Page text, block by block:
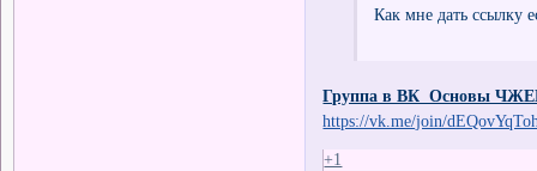
Как мне дать ссылку
Группа в ВК Основы
https://vk.me/join/
+1